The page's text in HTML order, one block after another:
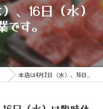
、16日（水）
です。
本店は4月2日（水）、16日（水）は臨時休業です。